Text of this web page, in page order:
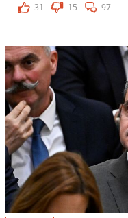
31
15 97